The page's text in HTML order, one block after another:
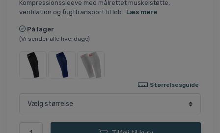
Kompressionssleeve med målrettet muskelstøtte,
ventilation og fugttransport til løb.. Læs mere
På lager
(Vi sender alle hverdage)
Størrelsesguide